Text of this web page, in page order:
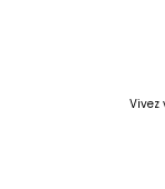
Vivez